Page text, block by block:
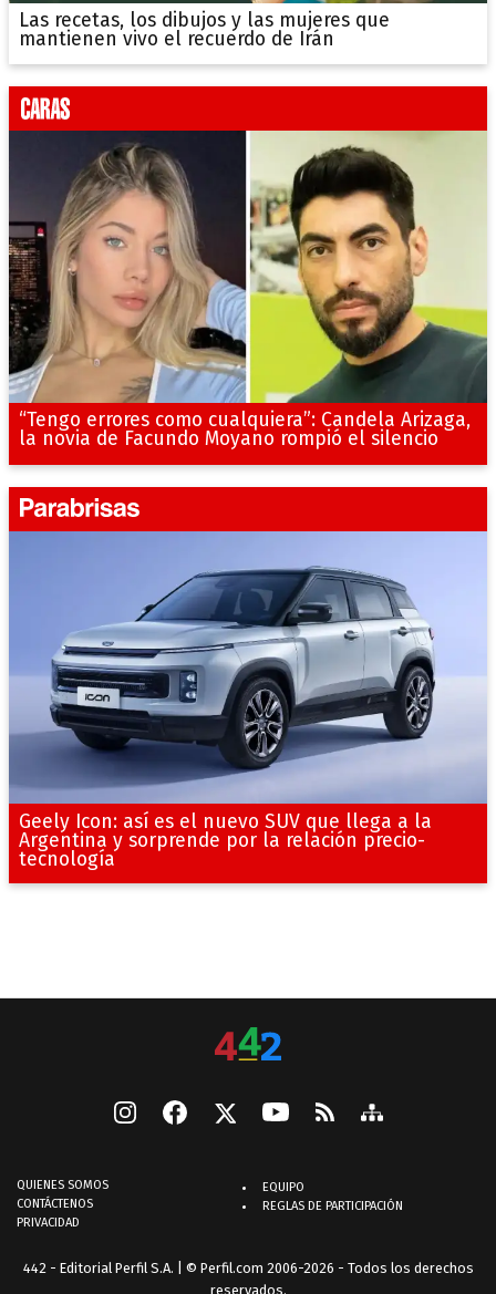
Las recetas, los dibujos y las mujeres que
mantienen vivo el recuerdo de Irán
“Tengo errores como cualquiera”: Candela Arizaga,
la novia de Facundo Moyano rompió el silencio
Geely Icon: así es el nuevo SUV que llega a la
Argentina y sorprende por la relación precio-
tecnología
QUIENES SOMOS
CONTÁCTENOS
PRIVACIDAD
EQUIPO
REGLAS DE PARTICIPACIÓN
442 - Editorial Perfil S.A. | © Perfil.com 2006-2026 - Todos los derechos
reservados.